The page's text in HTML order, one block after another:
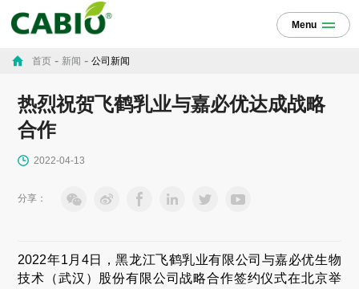
Menu
首页 - 新闻 -公司新闻
热烈祝贺飞鹤乳业与嘉必优达成战略
合作
2022-04-13
分享：
2022年1月4日，黑龙江飞鹤乳业有限公司与嘉必优生物
技术（武汉）股份有限公司战略合作签约仪式在北京举